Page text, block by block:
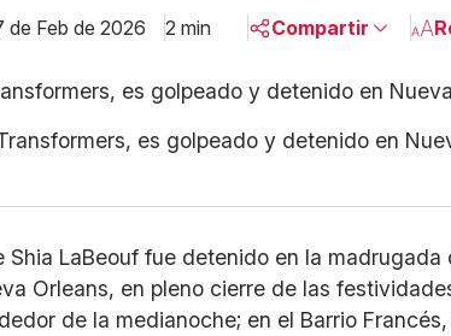
de Feb de 2026 2 min Compartir
Linkedin
Facebook
Copiar enlace
es golpeado y detenido en
Shia LaBeouf fue detenido en la madrugada
Orleans, en pleno cierre de las
de la medianoche; en el Barrio